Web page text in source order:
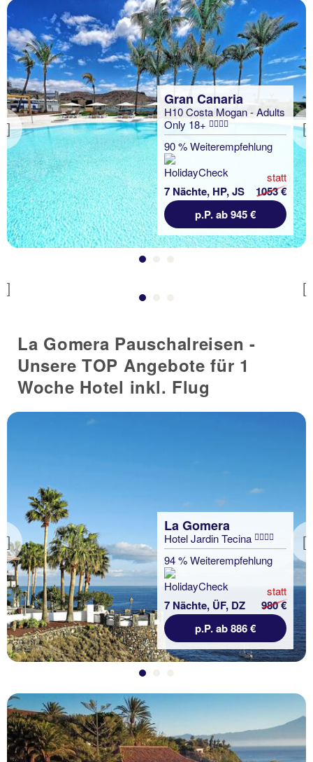
Previous
Gran Canaria
H10 Costa Mogan - Adults
Only 18+
90 % Weiterempfehlung
7 Nächte, HP, JS
statt
1053 €
p.P. ab 945 €
Previous
Gran Canaria
Rk Farallón Canteras
100 % Weiterempfehlung
7 Nächte, Ü, XX
statt
863 €
p.P. ab 583 €
La Gomera Pauschalreisen -
Unsere TOP Angebote für 1
Woche Hotel inkl. Flug
Previous
La Gomera
Hotel Jardin Tecina
94 % Weiterempfehlung
7 Nächte, ÜF, DZ
statt
980 €
p.P. ab 886 €